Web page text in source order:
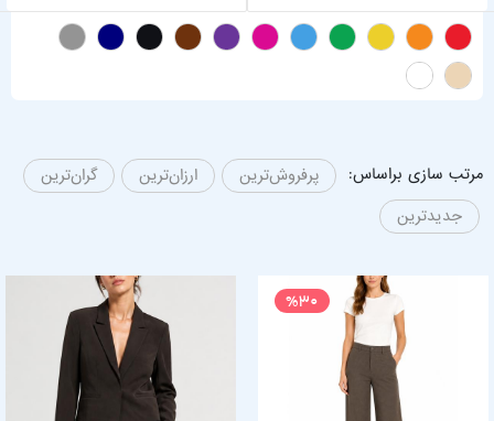
مرتب سازی براساس: پرفروش‌ترین ارزان‌ترین
گران‌ترین
جدیدترین
%30